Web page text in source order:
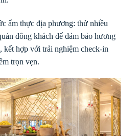
ẩm thực địa phương: thử nhiều
đông khách để đảm bảo hương
kết hợp với trải nghiệm check-in
trọn vẹn.